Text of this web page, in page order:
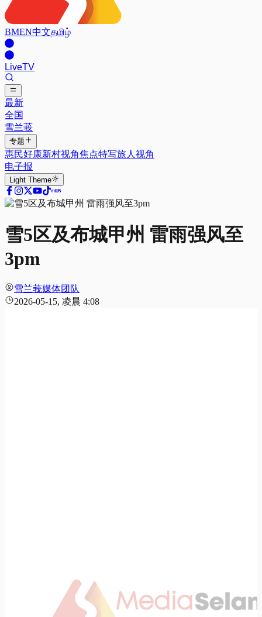
BMEN中文தமிழ்
LiveTV
最新
全国
雪兰莪
专题
惠民好康新村视角焦点特写旅人视角
电子报
Light Theme
雪5区及布城甲州 雷雨强风至
3pm
雪兰莪媒体团队
2026-05-15, 凌晨 4:08